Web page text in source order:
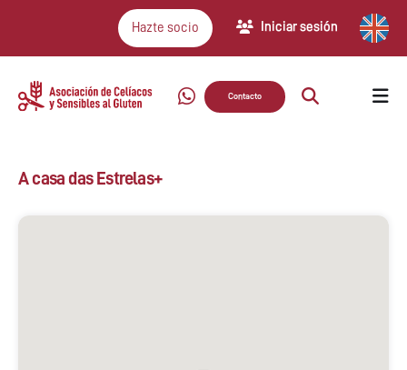
Hazte socio Iniciar sesión
Contacto
A casa das Estrelas+